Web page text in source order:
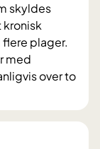
skyldes
kronisk
plager.
med
over to